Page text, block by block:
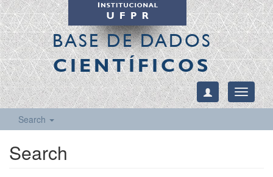
BASE DE DADOS
CIENTÍFICOS
Toggle
Search
Search